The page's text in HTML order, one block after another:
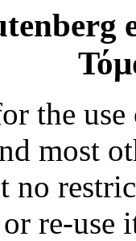
the
most
no
re-use